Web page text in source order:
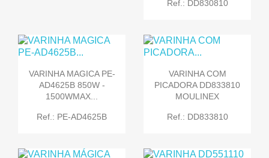
Ref.: DD830810
VARINHA MAGICA PE-
AD4625B 850W -
1500WMAX...
Ref.: PE-AD4625B
VARINHA COM
PICADORA DD833810
MOULINEX
Ref.: DD833810